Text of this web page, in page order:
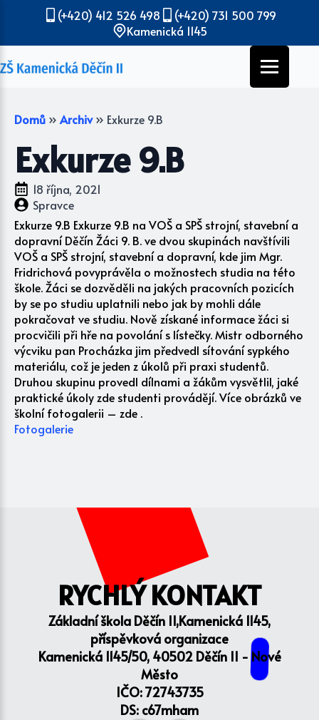
(+420) 412 526 498
(+420) 731 500 799
Kamenická 1145
Domů » Archiv » Exkurze 9.B
Exkurze 9.B
18 října, 2021
Spravce
Exkurze 9.B Exkurze 9.B na VOŠ a SPŠ strojní, stavební a
dopravní Děčín Žáci 9. B. ve dvou skupinách navštívili
VOŠ a SPŠ strojní, stavební a dopravní, kde jim Mgr.
Fridrichová povyprávěla o možnostech studia na této
škole. Žáci se dozvěděli na jakých pracovních pozicích
by se po studiu uplatnili nebo jak by mohli dále
pokračovat ve studiu. Nově získané informace žáci si
procvičili při hře na povolání s lístečky. Mistr odborného
výcviku pan Procházka jim předvedl sítování sypkého
materiálu, což je jeden z úkolů při praxi studentů.
Druhou skupinu provedl dílnami a žákům vysvětlil, jaké
praktické úkoly zde studenti provádějí. Více obrázků ve
školní fotogalerii – zde .
Fotogalerie
RYCHLÝ KONTAKT
Základní škola Děčín II,Kamenická 1145,
příspěvková organizace
Kamenická 1145/50, 40502 Děčín II - Nové
Město
IČO: 72743735
DS: c67mham